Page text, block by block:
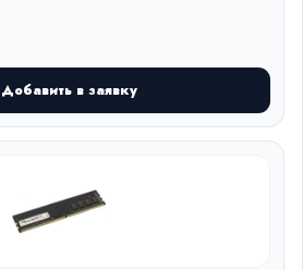
Добавить в заявку